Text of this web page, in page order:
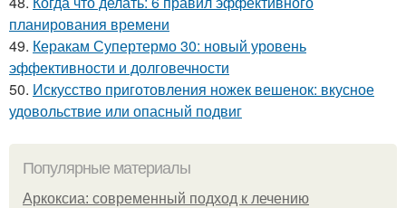
планирования времени
49. Керакам Супертермо 30: новый уровень
эффективности и долговечности
50. Искусство приготовления ножек вешенок: вкусное
удовольствие или опасный подвиг
Популярные материалы
Аркоксиа: современный подход к лечению